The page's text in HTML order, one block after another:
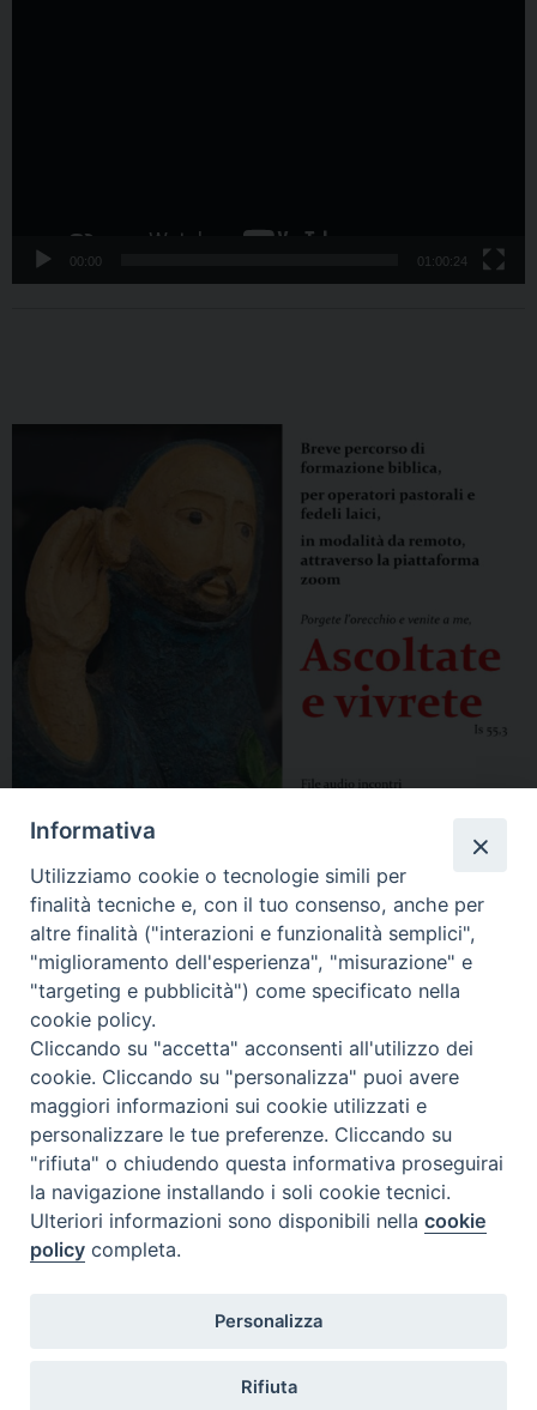
00:00 01:00:24
Informativa
Utilizziamo cookie o tecnologie simili per
finalità tecniche e, con il tuo consenso, anche per
altre finalità ("interazioni e funzionalità semplici",
"miglioramento dell'esperienza", "misurazione" e
"targeting e pubblicità") come specificato nella
cookie policy.
Cliccando su "accetta" acconsenti all'utilizzo dei
cookie. Cliccando su "personalizza" puoi avere
maggiori informazioni sui cookie utilizzati e
personalizzare le tue preferenze. Cliccando su
"rifiuta" o chiudendo questa informativa proseguirai
la navigazione installando i soli cookie tecnici.
Ulteriori informazioni sono disponibili nellacookie
policy completa.
Personalizza
Rifiuta